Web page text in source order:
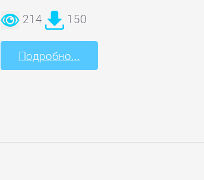
214 150
Подробно...